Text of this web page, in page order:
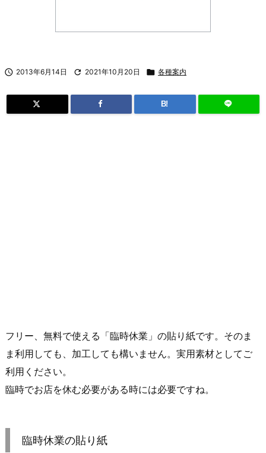
 2013年6月14日  2021年10月20日  各種案内
B!
フリー、無料で使える「臨時休業」の貼り紙です。そのま
ま利用しても、加工しても構いません。実用素材としてご
利用ください。
臨時でお店を休む必要がある時には必要ですね。
臨時休業の貼り紙